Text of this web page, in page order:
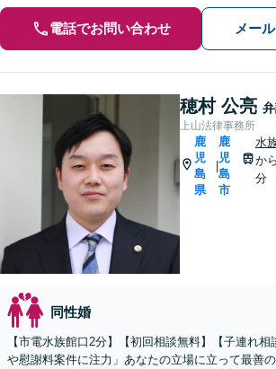
電話でお問い合わせ メー
穂村 公亮
上山法律事務所
鹿
児
島
県
|
鹿
児
島
市
水
か
分
同性婚
【市電水族館口2分】【初回相談無料】【子連れ相
や慰謝料案件に注力」あなたの立場に立って最善